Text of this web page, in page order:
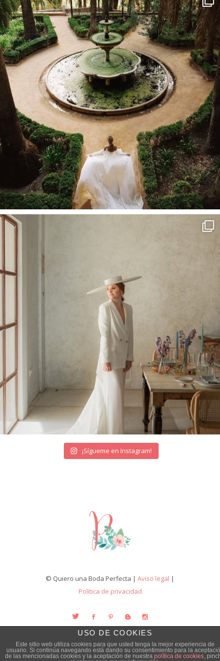
¡Sígueme en Instagram!
© Quiero una Boda Perfecta | Aviso legal |
Política de privacidad
USO DE COOKIES
Este sitio web utiliza cookies para que usted tenga la mejor experiencia de
usuario. Si continúa navegando está dando su consentimiento para la
de las mencionadas cookies y la aceptación de nuestra política de cookies,